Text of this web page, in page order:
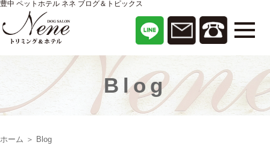
豊中 ペットホテル ネネ ブログ＆トピックス
Blog
ホーム ＞ Blog